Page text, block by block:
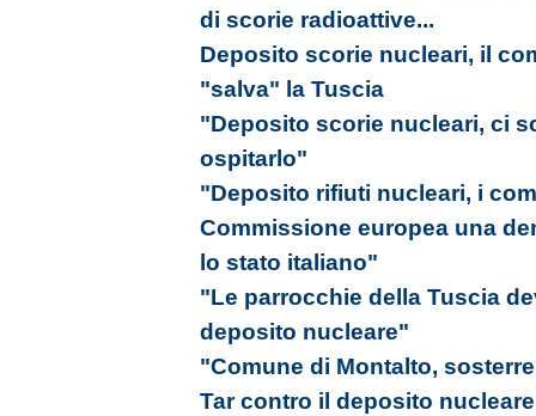
di scorie radioattive...
Deposito scorie nucleari, il
"salva" la Tuscia
"Deposito scorie nucleari, ci
ospitarlo"
"Deposito rifiuti nucleari, i
Commissione europea una
lo stato italiano"
"Le parrocchie della Tuscia
deposito nucleare"
"Comune di Montalto,
Tar contro il deposito